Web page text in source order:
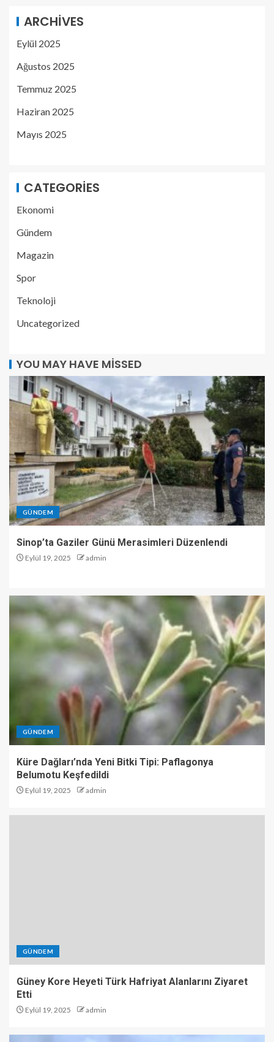
ARCHIVES
Eylül 2025
Ağustos 2025
Temmuz 2025
Haziran 2025
Mayıs 2025
CATEGORIES
Ekonomi
Gündem
Magazin
Spor
Teknoloji
Uncategorized
YOU MAY HAVE MISSED
GÜNDEM
Sinop’ta Gaziler Günü Merasimleri Düzenlendi
Eylül 19, 2025 admin
GÜNDEM
Küre Dağları’nda Yeni Bitki Tipi: Paflagonya
Belumotu Keşfedildi
Eylül 19, 2025 admin
GÜNDEM
Güney Kore Heyeti Türk Hafriyat Alanlarını Ziyaret
Etti
Eylül 19, 2025 admin